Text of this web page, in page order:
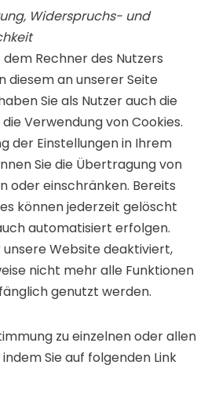
Widerspruchs- und
Rechner des Nutzers
diesem an unserer Seite
Sie als Nutzer auch die
Verwendung von Cookies.
der Einstellungen in Ihrem
Sie die Übertragung von
oder einschränken. Bereits
können jederzeit gelöscht
automatisiert erfolgen.
Website deaktiviert,
nicht mehr alle Funktionen
genutzt werden.
zu einzelnen oder allen
Sie auf folgenden Link